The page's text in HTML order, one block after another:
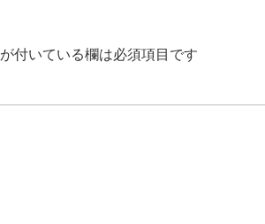
が付いている欄は必須項目です